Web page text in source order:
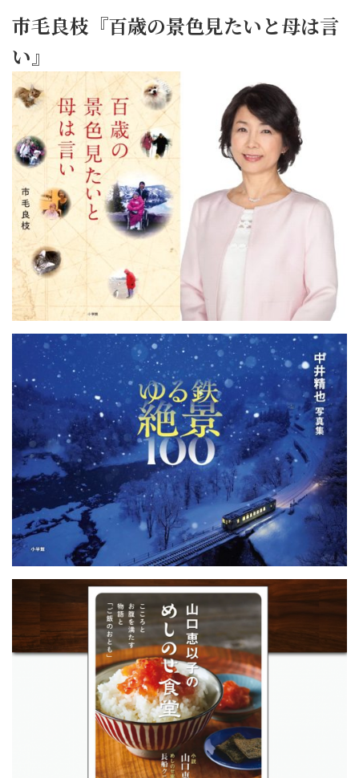
市毛良枝『百歳の景色見たいと母は言
い』